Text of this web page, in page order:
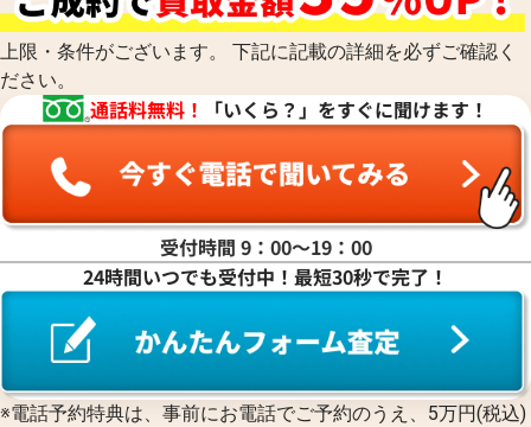
上限・条件がございます。 下記に記載の詳細を必ずご確認く
ださい。
通話料無料！ 「いくら？」をすぐに聞けます！
受付時間 9：00〜19：00
24時間いつでも受付中！最短30秒で完了！
※電話予約特典は、事前にお電話でご予約のうえ、5万円(税込)